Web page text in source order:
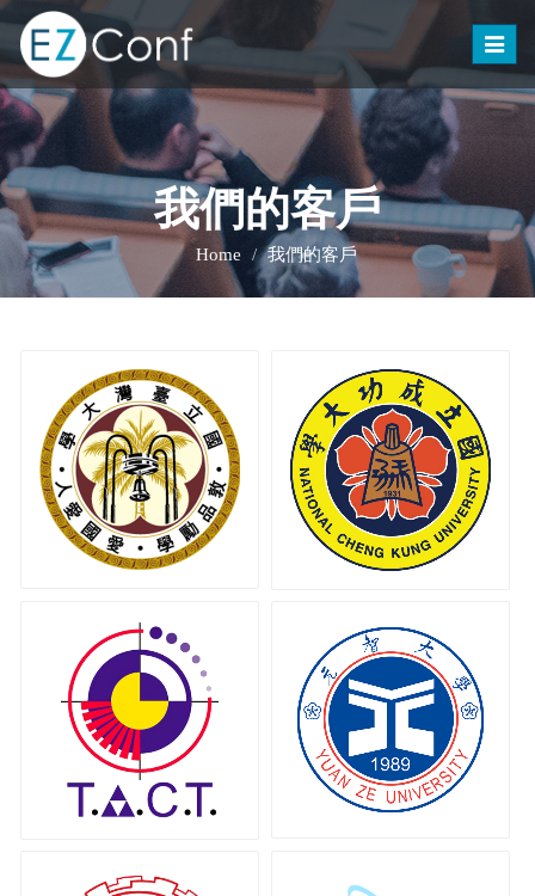
Toggle
我們的客戶
Home 我們的客戶
國立臺灣大學 國立成功大學
台灣鍍膜科技協會 元智大學
淡江大學